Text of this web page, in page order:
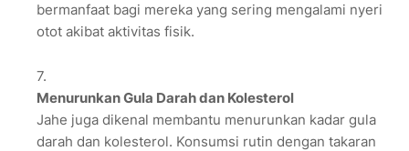
bermanfaat bagi mereka yang sering mengalami nyeri
otot akibat aktivitas fisik.
Menurunkan Gula Darah dan Kolesterol
Jahe juga dikenal membantu menurunkan kadar gula
darah dan kolesterol. Konsumsi rutin dengan takaran